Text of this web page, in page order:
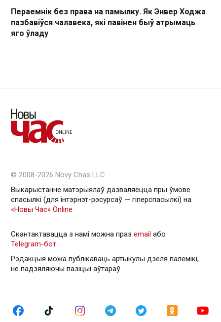
Пераемнік без права на памылку. Як Энвер Ходжа
пазбавіўся чалавека, які павінен быў атрымаць
яго ўладу
© 2008-2026 Novy Chas LLC
Выкарыстанне матэрыялаў дазваляецца пры ўмове
спасылкі (для інтэрнэт-рэсурсаў — гiперспасылкi) на
«Новы Час» Online
Скантактавацца з намі можна праз email або
Telegram-бот
Рэдакцыя можа публікаваць артыкулы дзеля палемікі,
не падзяляючы пазіцыі аўтараў